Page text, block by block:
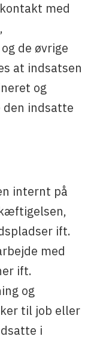
med
de øvrige
at indsatsen
og
indsatte
internt på
ift.
med
ift.
og
til job eller
i